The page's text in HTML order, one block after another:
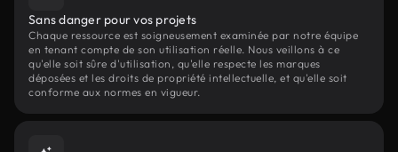
Sans danger pour vos projets
Chaque ressource est soigneusement examinée par notre équipe
en tenant compte de son utilisation réelle. Nous veillons à ce
qu'elle soit sûre d'utilisation, qu'elle respecte les marques
déposées et les droits de propriété intellectuelle, et qu'elle soit
conforme aux normes en vigueur.